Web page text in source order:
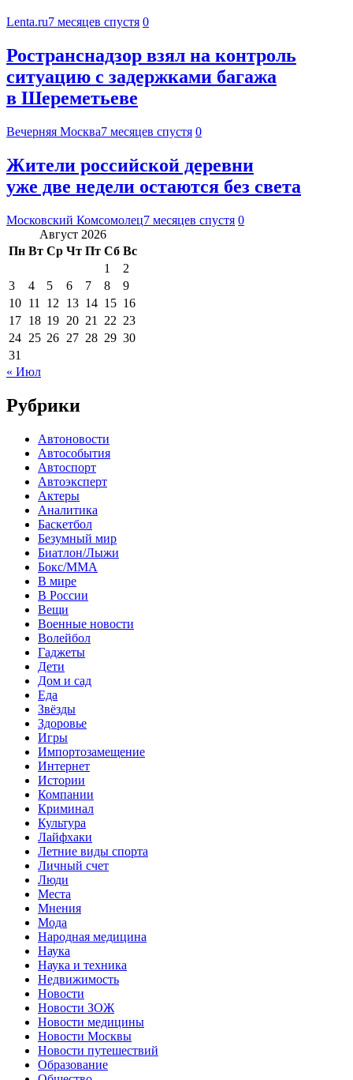
Lenta.ru7 месяцев спустя 0
Ространснадзор взял на контроль
ситуацию с задержками багажа
в Шереметьеве
Вечерняя Москва7 месяцев спустя 0
Жители российской деревни
уже две недели остаются без света
Московский Комсомолец7 месяцев спустя 0
Август 2026
Пн Вт Ср Чт Пт Сб Вс
1
2
3
4 5 6 7 8
9
10 11 12 13 14 15 16
17 18 19 20 21 22 23
24 25 26 27 28 29 30
31
« Июл
Рубрики
Автоновости
Автособытия
Автоспорт
Автоэксперт
Актеры
Аналитика
Баскетбол
Безумный мир
Биатлон/Лыжи
Бокс/MMA
В мире
В России
Вещи
Военные новости
Волейбол
Гаджеты
Дети
Дом и сад
Еда
Звёзды
Здоровье
Игры
Импортозамещение
Интернет
Истории
Компании
Криминал
Культура
Лайфхаки
Летние виды спорта
Личный счет
Люди
Места
Мнения
Мода
Народная медицина
Наука
Наука и техника
Недвижимость
Новости
Новости ЗОЖ
Новости медицины
Новости Москвы
Новости путешествий
Образование